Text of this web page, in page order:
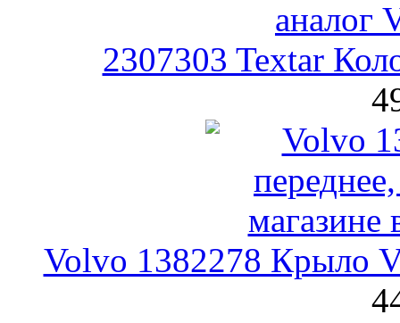
2307303 Textar
Volvo 1382278 Крыло